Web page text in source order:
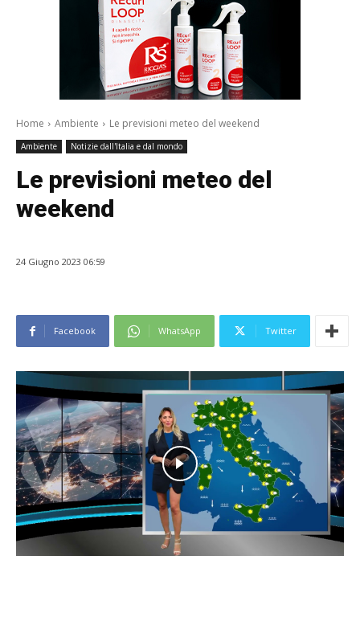
Home Ambiente Le previsioni meteo del weekend
Ambiente Notizie dall'Italia e dal mondo
Le previsioni meteo del
weekend
24 Giugno 2023 06:59
Facebook WhatsApp Twitter